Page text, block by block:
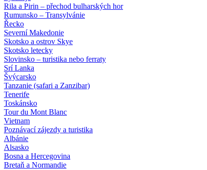
Rila a Pirin – přechod bulharských hor
Rumunsko – Transylvánie
Řecko
Severní Makedonie
Skotsko a ostrov Skye
Skotsko letecky
Slovinsko – turistika nebo ferraty
Srí Lanka
Švýcarsko
Tanzanie (safari a Zanzibar)
Tenerife
Toskánsko
Tour du Mont Blanc
Vietnam
Poznávací zájezdy a turistika
Albánie
Alsasko
Bosna a Hercegovina
Bretaň a Normandie